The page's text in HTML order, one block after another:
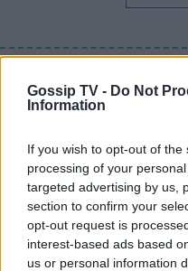
Gossip TV - Do Not
Information
If you wish to opt-out of
processing of your
targeted advertising by us,
section to confirm your
opt-out request is
interest-based ads based
us or personal information
SHOWBIZ
λόγω φαρυγγίτιδας -
συγγνώμη από τους
SHOWBIZ
Δανάη Μπάρκα: Η
απάντηση με χιούμορ
περί πλαστικής στο
DPG